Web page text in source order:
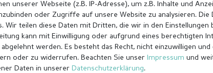
Impressum Daten­schutz­erklärung AGB
unserer Webseite (z.B. IP-Adresse), um z.B. Inhalte und
oder Zugriffe auf unsere Website zu analysieren.
Wir teilen diese Daten mit Dritten, die wir in den Einstellungen
kann mit Einwilligung oder aufgrund eines berechtigten
werden. Es besteht das Recht, nicht einzuwilligen
oder zu widerrufen. Beachten Sie unser Impressum und
Daten in unserer Daten­schutz­erklärung.